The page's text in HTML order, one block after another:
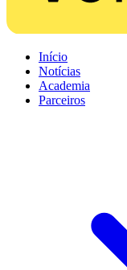
Início
Notícias
Academia
Parceiros